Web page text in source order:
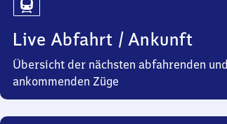
Live Abfahrt / Ankunft
Übersicht der nächsten abfahrenden und
ankommenden Züge